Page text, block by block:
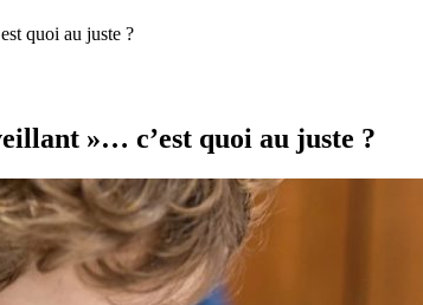
quoi au juste ?
»… c’est quoi au juste ?